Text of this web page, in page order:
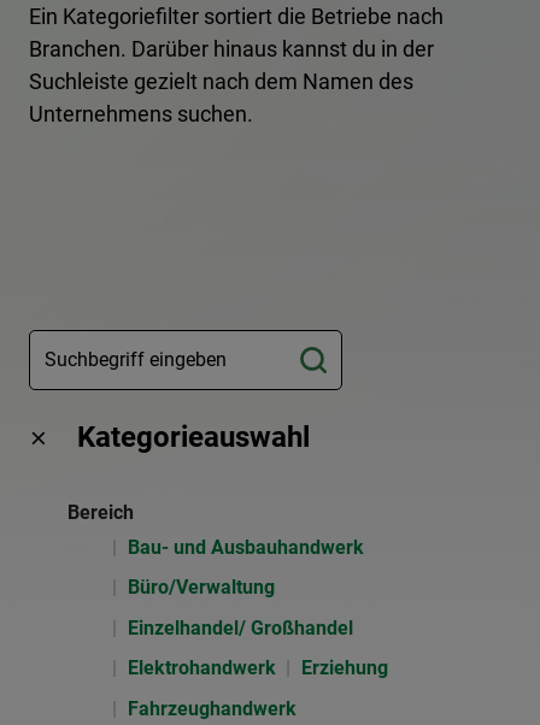
Ein Kategoriefilter sortiert die Betriebe nach
Branchen. Darüber hinaus kannst du in der
Suchleiste gezielt nach dem Namen des
Unternehmens suchen.
Kategorieauswahl
Bereich
Bau- und Ausbauhandwerk
Büro/Verwaltung
Einzelhandel/ Großhandel
Elektrohandwerk
Erziehung
Fahrzeughandwerk